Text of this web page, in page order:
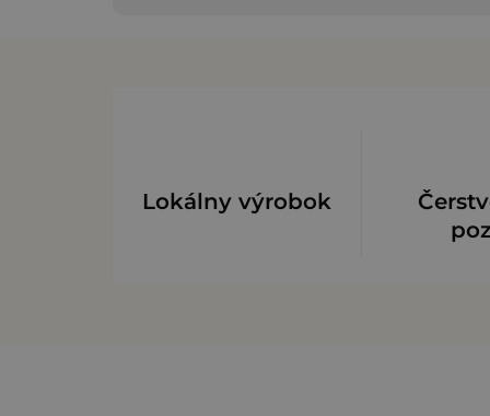
Lokálny výrobok